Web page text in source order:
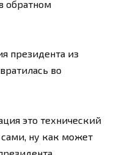
обратном
президента из
во
это технический
ну как может